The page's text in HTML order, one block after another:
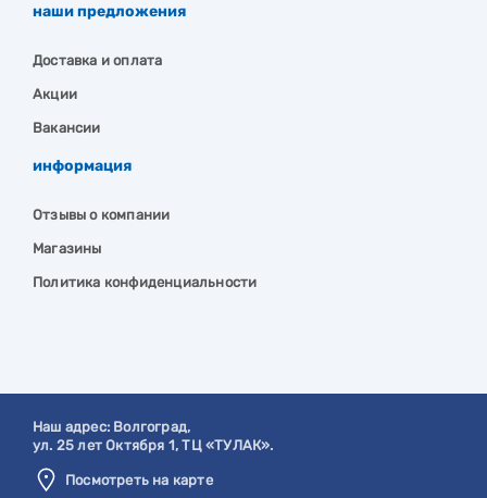
наши предложения
Доставка и оплата
Акции
Вакансии
информация
Отзывы о компании
Магазины
Политика конфиденциальности
Наш адрес: Волгоград,
ул. 25 лет Октября 1, ТЦ «ТУЛАК».
Посмотреть на карте